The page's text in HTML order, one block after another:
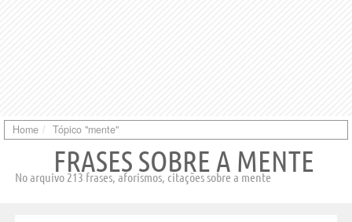
Home Tópico "mente"
FRASES SOBRE A MENTE
No arquivo 213 frases, aforismos, citações sobre a mente